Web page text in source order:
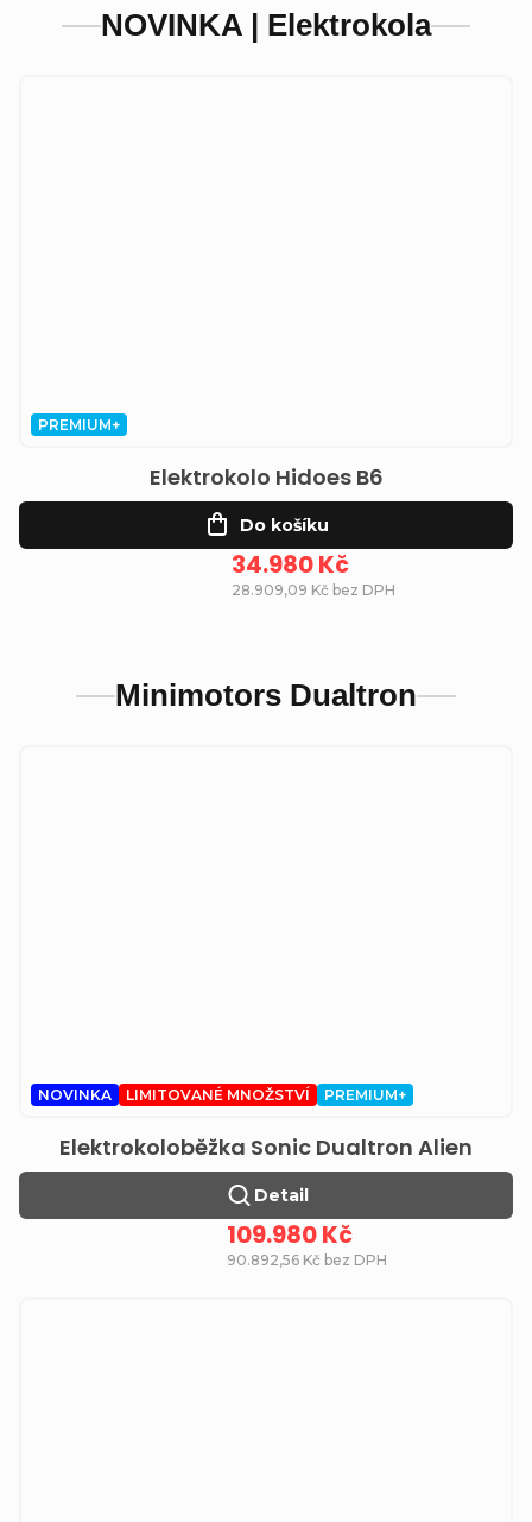
NOVINKA | Elektrokola
PREMIUM+
Elektrokolo Hidoes B6
28.909,09 Kč bez DPH
34.980 Kč
Do košíku
Minimotors Dualtron
NOVINKA LIMITOVANÉ MNOŽSTVÍ PREMIUM+
Elektrokoloběžka Sonic Dualtron Alien
90.892,56 Kč bez DPH
109.980 Kč
Detail